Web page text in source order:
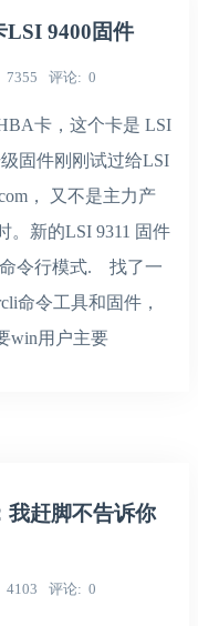
LSI 9400固件
7355 评论 0
卡，这个卡是 LSI
固件刚刚试过给LSI
， 又不是主力产
。新的LSI 9311 固件
命令行模式. 找了一
命令工具和固件，
win用户主要
我赶脚不告诉你
4103 评论 0